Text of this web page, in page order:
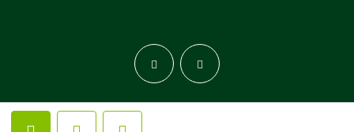
© Gorla Inmobiliaria - Todos los derechos reservados